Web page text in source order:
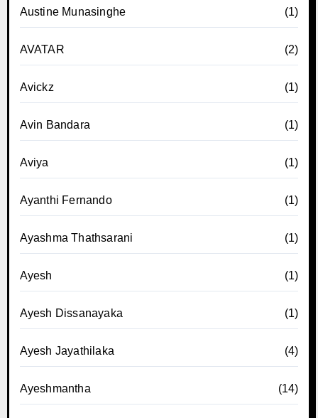
Austine Munasinghe (1)
AVATAR (2)
Avickz (1)
Avin Bandara (1)
Aviya (1)
Ayanthi Fernando (1)
Ayashma Thathsarani (1)
Ayesh (1)
Ayesh Dissanayaka (1)
Ayesh Jayathilaka (4)
Ayeshmantha (14)